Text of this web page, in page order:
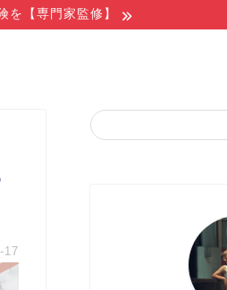
を【専門家監修】
17